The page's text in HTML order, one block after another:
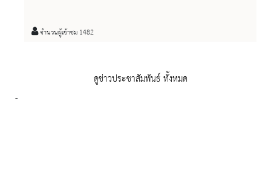
จำนวนผู้เข้าชม 1482
ดูข่าวประชาสัมพันธ์ ทั้งหมด
-